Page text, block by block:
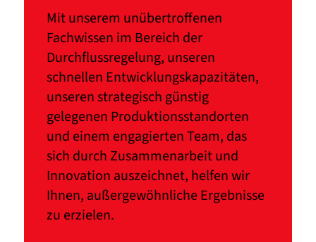
Mit unserem unübertroffenen
Fachwissen im Bereich der
Durchflussregelung, unseren
schnellen Entwicklungskapazitäten,
unseren strategisch günstig
gelegenen Produktionsstandorten
und einem engagierten Team, das
sich durch Zusammenarbeit und
Innovation auszeichnet, helfen wir
Ihnen, außergewöhnliche Ergebnisse
zu erzielen.